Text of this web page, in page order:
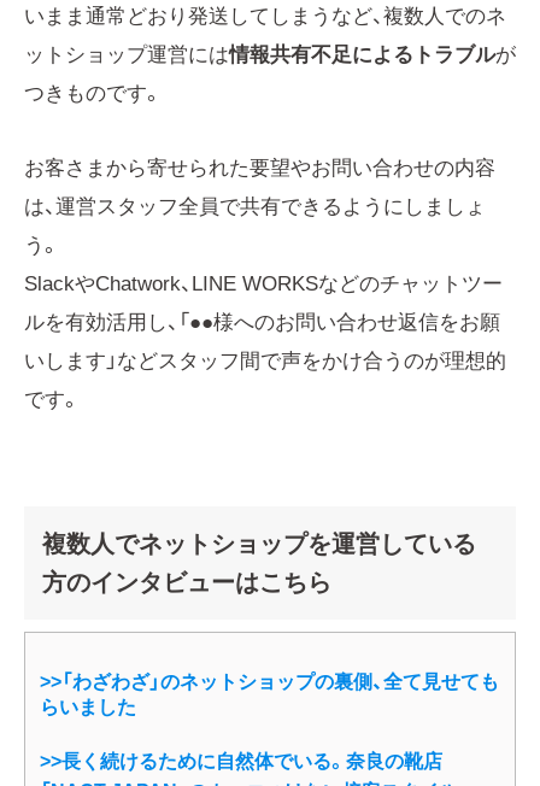
いまま通常どおり発送してしまうなど、複数人でのネ
ットショップ運営には情報共有不足によるトラブルが
つきものです。
お客さまから寄せられた要望やお問い合わせの内容
は、運営スタッフ全員で共有できるようにしましょ
う。
SlackやChatwork、LINE WORKSなどのチャットツー
ルを有効活用し、「●●様へのお問い合わせ返信をお願
いします」などスタッフ間で声をかけ合うのが理想的
です。
複数人でネットショップを運営している
方のインタビューはこちら
>>「わざわざ」のネットショップの裏側、全て見せても
らいました
>>長く続けるために自然体でいる。奈良の靴店